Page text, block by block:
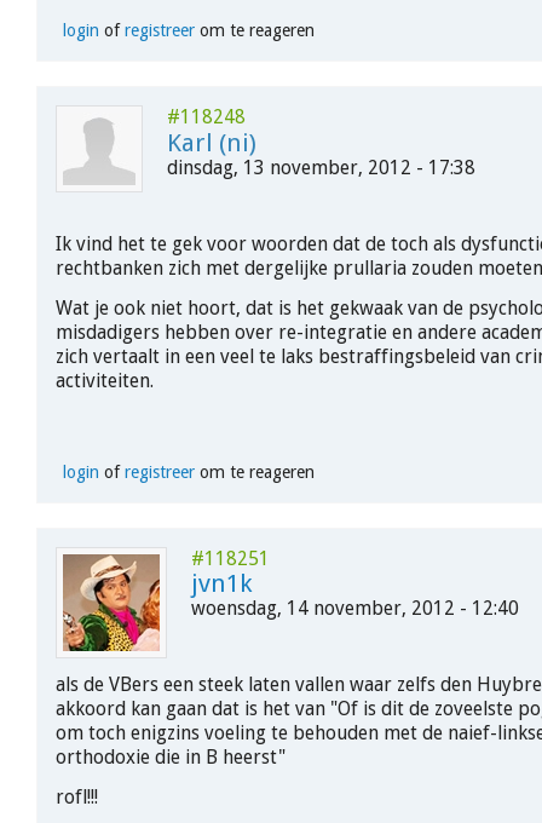
login ofregistreerom te reageren
#118248
Karl (ni)
dinsdag, 13 november, 2012 - 17:38
Ik vind het te gek voor woorden dat de toch als
rechtbanken zich met dergelijke prullaria zouden
Wat je ook niet hoort, dat is het gekwaak van de
misdadigers hebben over re-integratie en andere
zich vertaalt in een veel te laks bestraffingsbeleid van
activiteiten.
login ofregistreerom te reageren
#118251
jvn1k
woensdag, 14 november, 2012 - 12:40
als de VBers een steek laten vallen waar zelfs den
akkoord kan gaan dat is het van "Of is dit de zoveelste
om toch enigzins voeling te behouden met de naief-
orthodoxie die in B heerst"
rofl!!!